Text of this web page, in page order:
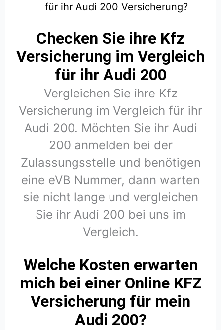
für ihr Audi 200 Versicherung?
Checken Sie ihre Kfz
Versicherung im Vergleich
für ihr Audi 200
Vergleichen Sie ihre Kfz
Versicherung im Vergleich für ihr
Audi 200. Möchten Sie ihr Audi
200 anmelden bei der
Zulassungsstelle und benötigen
eine eVB Nummer, dann warten
sie nicht lange und vergleichen
Sie ihr Audi 200 bei uns im
Vergleich.
Welche Kosten erwarten
mich bei einer Online KFZ
Versicherung für mein
Audi 200?